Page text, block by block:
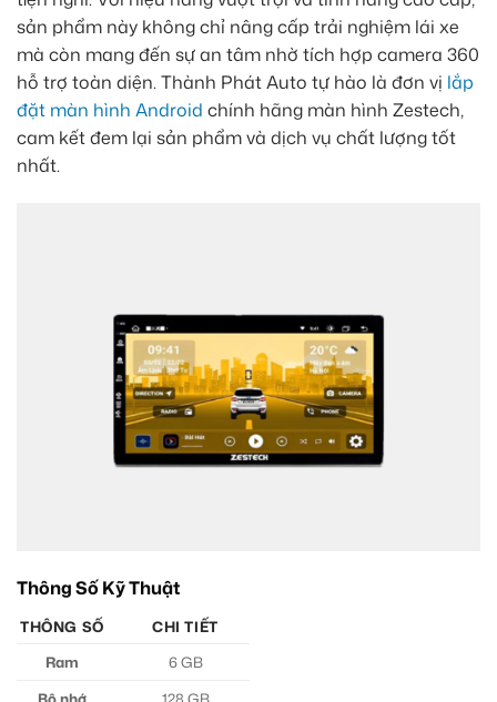
sản phẩm này không chỉ nâng cấp trải nghiệm lái xe
mà còn mang đến sự an tâm nhờ tích hợp camera 360
hỗ trợ toàn diện. Thành Phát Auto tự hào là đơn vị lắp
đặt màn hình Android chính hãng màn hình Zestech,
cam kết đem lại sản phẩm và dịch vụ chất lượng tốt
nhất.
Thông Số Kỹ Thuật
THÔNG SỐ
CHI TIẾT
Ram
6 GB